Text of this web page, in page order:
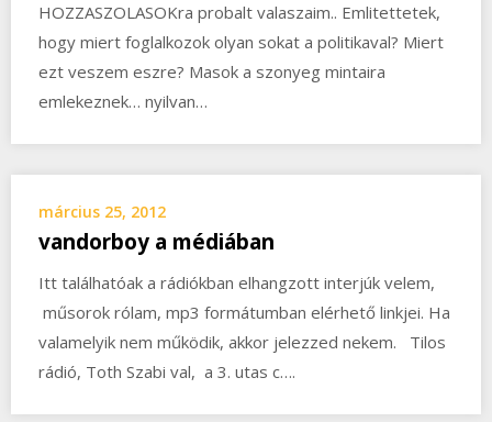
HOZZASZOLASOKra probalt valaszaim.. Emlitettetek,
hogy miert foglalkozok olyan sokat a politikaval? Miert
ezt veszem eszre? Masok a szonyeg mintaira
emlekeznek… nyilvan…
március 25, 2012
vandorboy a médiában
Itt találhatóak a rádiókban elhangzott interjúk velem,
műsorok rólam, mp3 formátumban elérhető linkjei. Ha
valamelyik nem működik, akkor jelezzed nekem. Tilos
rádió, Toth Szabi val, a 3. utas c….